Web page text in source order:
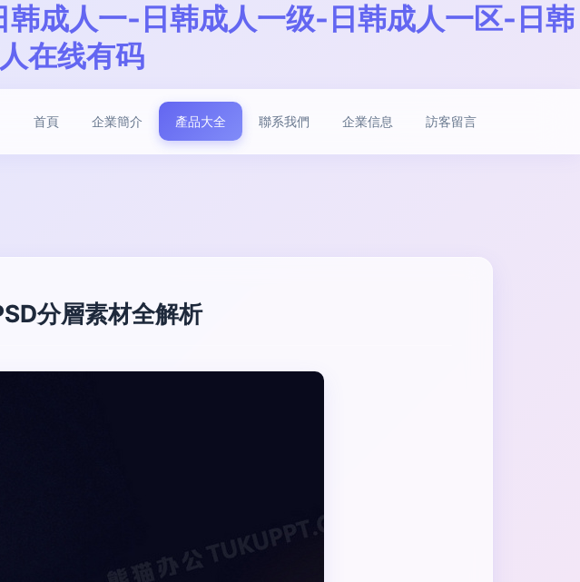
成人一-日韩成人一级-日韩成人一区-日韩
在线有码
首頁 企業簡介 產品大全 聯系我們 企業信息 訪客留言
分層素材全解析